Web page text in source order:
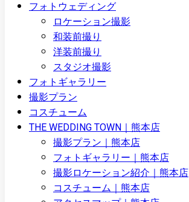
フォトウェディング
ロケーション撮影
和装前撮り
洋装前撮り
スタジオ撮影
フォトギャラリー
撮影プラン
コスチューム
THE WEDDING TOWN｜熊本店
撮影プラン｜熊本店
フォトギャラリー｜熊本店
撮影ロケーション紹介｜熊本店
コスチューム｜熊本店